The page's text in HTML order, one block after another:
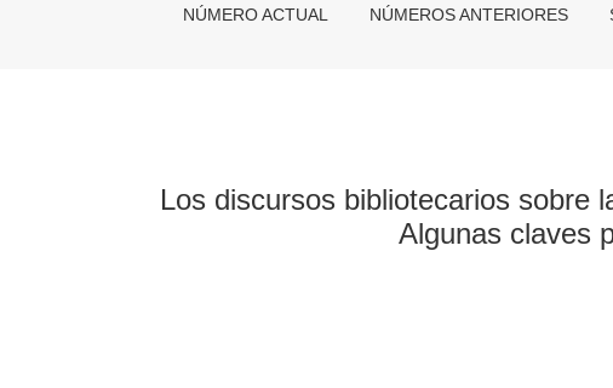
NÚMERO ACTUAL NÚMEROS ANTERIORES
Los discursos bibliotecarios sobre
Algunas claves